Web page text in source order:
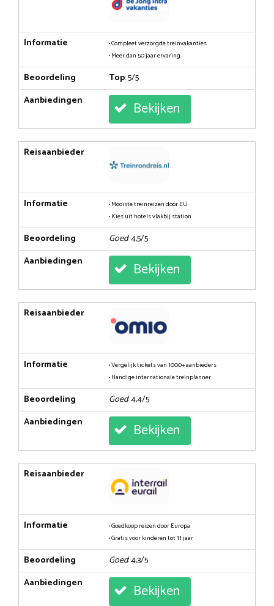
Informatie
• Compleet verzorgde treinvakanties
• Meer dan 50 jaar ervaring
Beoordeling Top: 5/5
Aanbiedingen
Bekijken
Reisaanbieder
Informatie
• Mooiste treinreizen door EU
• Kies uit hotels vlakbij station
Beoordeling Goed: 4,5/5
Aanbiedingen
Bekijken
Reisaanbieder
Informatie
• Vergelijk tickets van 1000+ aanbieders
• Handige internationale treinplanner
Beoordeling Goed: 4,4/5
Aanbiedingen
Bekijken
Reisaanbieder
Informatie
• Goedkoop reizen door Europa
• Gratis voor kinderen tot 11 jaar
Beoordeling Goed: 4,3/5
Aanbiedingen
Bekijken